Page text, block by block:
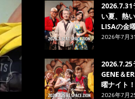
2026.7.31
い夏、熱
LISAの金
2026年7月
2026.7.25
GENE＆
曜ナイト！
2026年7月